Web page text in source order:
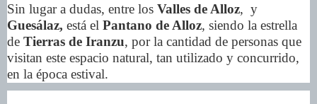
Sin lugar a dudas, entre los Valles de Alloz, y
Guesálaz, está el Pantano de Alloz, siendo la estrella
de Tierras de Iranzu, por la cantidad de personas que
visitan este espacio natural, tan utilizado y concurrido,
en la época estival.